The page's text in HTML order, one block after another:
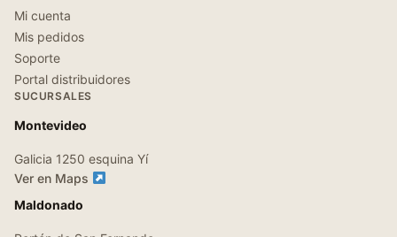
Mi cuenta
Mis pedidos
Soporte
Portal distribuidores
SUCURSALES
Montevideo
Galicia 1250 esquina Yí
Ver en Maps
Maldonado